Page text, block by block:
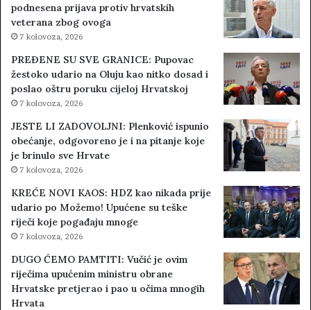
podnesena prijava protiv hrvatskih
veterana zbog ovoga
7 kolovoza, 2026
PREĐENE SU SVE GRANICE: Pupovac
žestoko udario na Oluju kao nitko dosad i
poslao oštru poruku cijeloj Hrvatskoj
7 kolovoza, 2026
JESTE LI ZADOVOLJNI: Plenković ispunio
obećanje, odgovoreno je i na pitanje koje
je brinulo sve Hrvate
7 kolovoza, 2026
KREĆE NOVI KAOS: HDZ kao nikada prije
udario po Možemo! Upućene su teške
riječi koje pogađaju mnoge
7 kolovoza, 2026
DUGO ĆEMO PAMTITI: Vučić je ovim
riječima upućenim ministru obrane
Hrvatske pretjerao i pao u očima mnogih
Hrvata